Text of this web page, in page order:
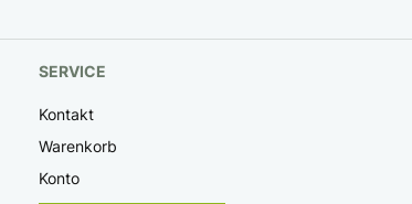
SERVICE
Kontakt
Warenkorb
Konto